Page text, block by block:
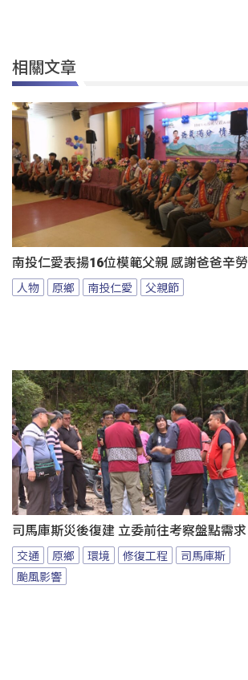
相關文章
南投仁愛表揚16位模範父親 感謝爸爸辛勞
人物 原鄉 南投仁愛 父親節
司馬庫斯災後復建 立委前往考察盤點需求
交通 原鄉 環境 修復工程
司馬庫斯
颱風影響